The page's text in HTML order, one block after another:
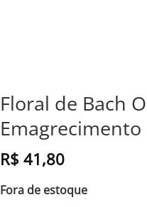
Floral de Bach
Emagrecimento
R$ 41,80
Fora de estoque